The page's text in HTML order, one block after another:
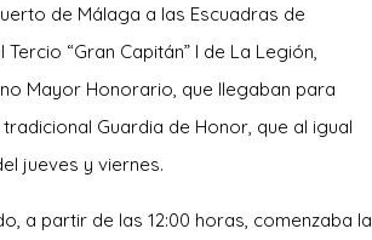
de Málaga a las Escuadras de
“Gran Capitán” I de La Legión,
Mayor Honorario, que llegaban para
Guardia de Honor, que al igual
jueves y viernes.
a partir de las 12:00 horas, comenzaba la